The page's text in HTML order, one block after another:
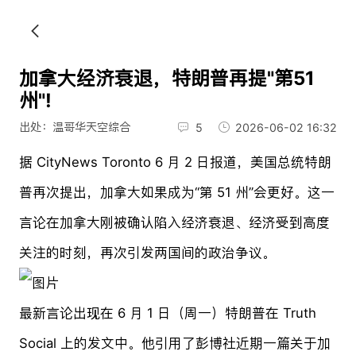
加拿大经济衰退，特朗普再提"第51
州"!
出处：温哥华天空综合 5 2026-06-02 16:32
据 CityNews Toronto 6 月 2 日报道，美国总统特朗
普再次提出，加拿大如果成为“第 51 州”会更好。这一
言论在加拿大刚被确认陷入经济衰退、经济受到高度
关注的时刻，再次引发两国间的政治争议。
最新言论出现在 6 月 1 日（周一）特朗普在 Truth
Social 上的发文中。他引用了彭博社近期一篇关于加